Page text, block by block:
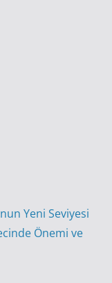
Yeni Seviyesi
Önemi ve